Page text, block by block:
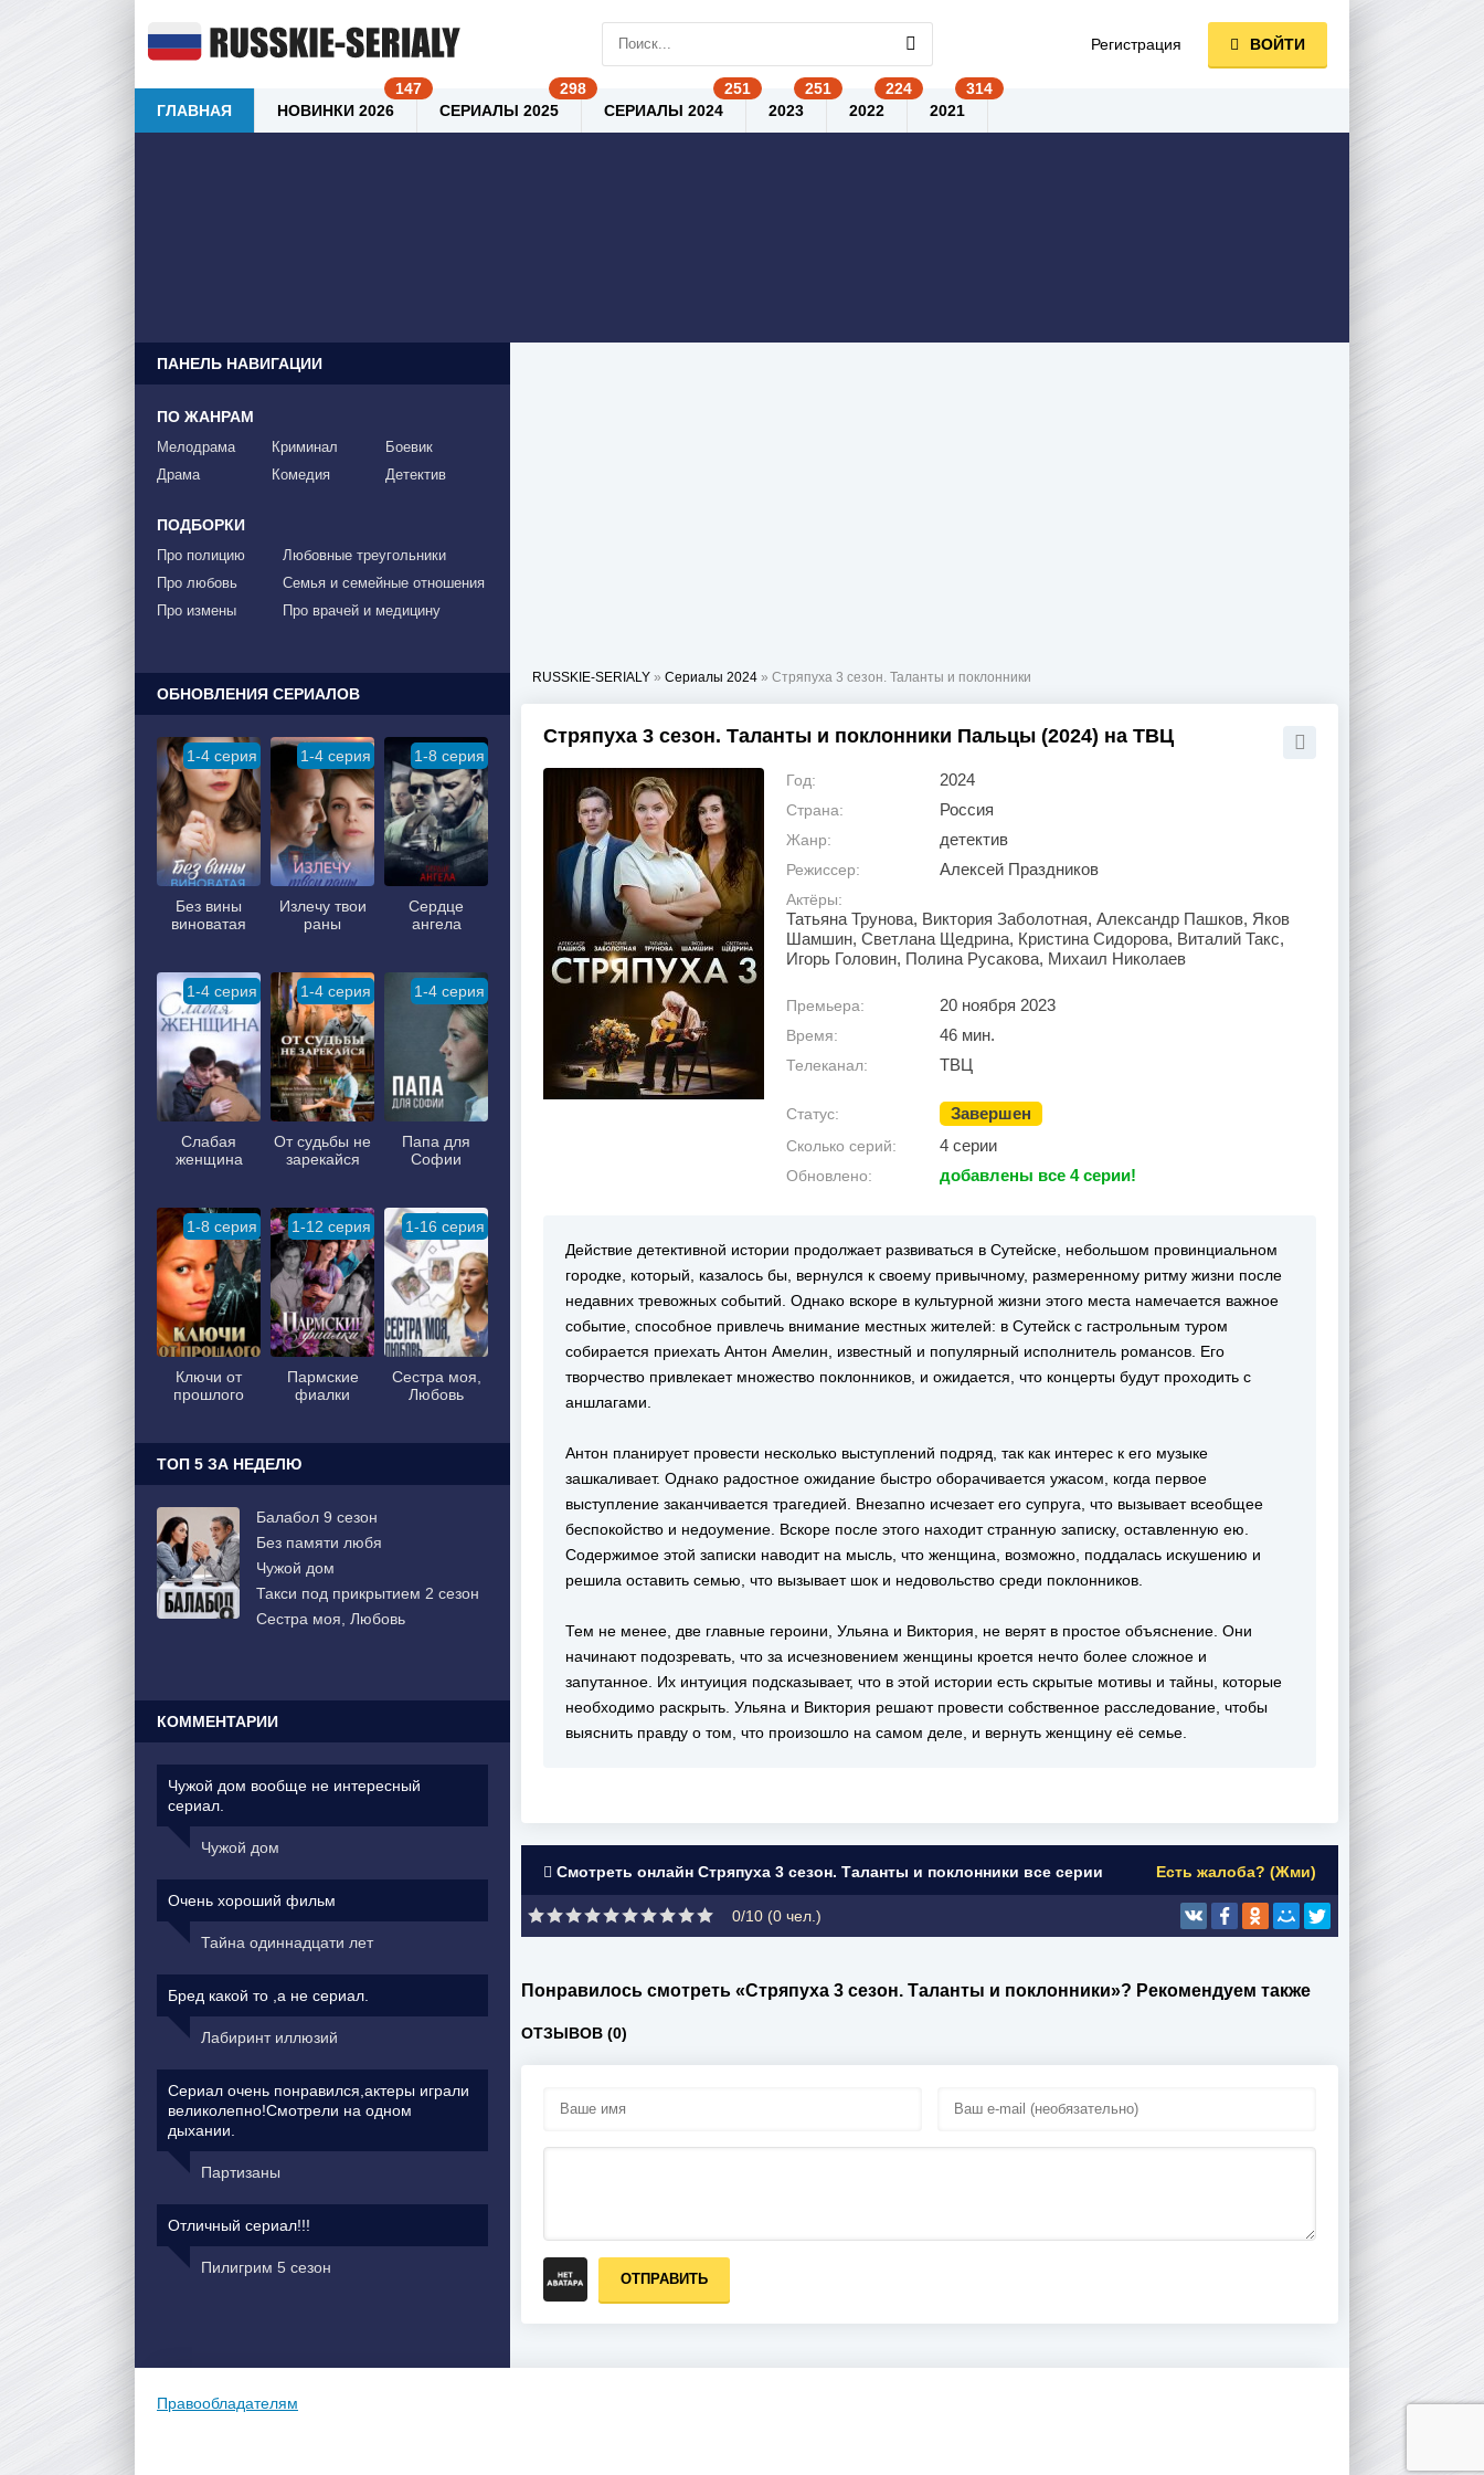
RUSSKIE-SERIALY » Сериалы 2024 » Стряпуха 3 сезон. Таланты и поклонники
Стряпуха 3 сезон. Таланты и поклонники Пальцы (2024) на ТВЦ
Год: 2024
Страна: Россия
Жанр: детектив
Режиссер: Алексей Праздников
Актёры:
Татьяна Трунова, Виктория Заболотная, Александр Пашков, Яков
Шамшин, Светлана Щедрина, Кристина Сидорова, Виталий Такс,
Игорь Головин, Полина Русакова, Михаил Николаев
Премьера: 20 ноября 2023
Время: 46 мин.
Телеканал: ТВЦ
Статус: Завершен
Сколько серий: 4 серии
Обновлено: добавлены все 4 серии!
Действие детективной истории продолжает развиваться в Сутейске, небольшом провинциальном
городке, который, казалось бы, вернулся к своему привычному, размеренному ритму жизни после
недавних тревожных событий. Однако вскоре в культурной жизни этого места намечается важное
событие, способное привлечь внимание местных жителей: в Сутейск с гастрольным туром
собирается приехать Антон Амелин, известный и популярный исполнитель романсов. Его
творчество привлекает множество поклонников, и ожидается, что концерты будут проходить с
аншлагами.
Антон планирует провести несколько выступлений подряд, так как интерес к его музыке
зашкаливает. Однако радостное ожидание быстро оборачивается ужасом, когда первое
выступление заканчивается трагедией. Внезапно исчезает его супруга, что вызывает всеобщее
беспокойство и недоумение. Вскоре после этого находит странную записку, оставленную ею.
Содержимое этой записки наводит на мысль, что женщина, возможно, поддалась искушению и
решила оставить семью, что вызывает шок и недовольство среди поклонников.
Тем не менее, две главные героини, Ульяна и Виктория, не верят в простое объяснение. Они
начинают подозревать, что за исчезновением женщины кроется нечто более сложное и
запутанное. Их интуиция подсказывает, что в этой истории есть скрытые мотивы и тайны, которые
необходимо раскрыть. Ульяна и Виктория решают провести собственное расследование, чтобы
выяснить правду о том, что произошло на самом деле, и вернуть женщину её семье.
Смотреть онлайн Стряпуха 3 сезон. Таланты и поклонники все серии Есть жалоба? (Жми)
0/10 (0 чел.)
Понравилось смотреть «Стряпуха 3 сезон. Таланты и поклонники»? Рекомендуем также
ОТЗЫВОВ (0)
ОТПРАВИТЬ
ПАНЕЛЬ НАВИГАЦИИ
ПО ЖАНРАМ
Мелодрама
Драма
Криминал
Комедия
Боевик
Детектив
ПОДБОРКИ
Про полицию
Про любовь
Про измены
Любовные треугольники
Семья и семейные отношения
Про врачей и медицину
ОБНОВЛЕНИЯ СЕРИАЛОВ
1-4 серия
Без вины
виноватая
1-4 серия
Излечу твои
раны
1-8 серия
Сердце
ангела
1-4 серия
Слабая
женщина
1-4 серия
От судьбы не
зарекайся
1-4 серия
Папа для
Софии
1-8 серия
Ключи от
прошлого
1-12 серия
Пармские
фиалки
1-16 серия
Сестра моя,
Любовь
ТОП 5 ЗА НЕДЕЛЮ
Балабол 9 сезон
Без памяти любя
Чужой дом
Такси под прикрытием 2 сезон
Сестра моя, Любовь
КОММЕНТАРИИ
Чужой дом вообще не интересный
сериал.
Чужой дом
Очень хороший фильм
Тайна одиннадцати лет
Бред какой то ,а не сериал.
Лабиринт иллюзий
Сериал очень понравился,актеры играли
великолепно!Смотрели на одном
дыхании.
Партизаны
Отличный сериал!!!
Пилигрим 5 сезон
Регистрация ВОЙТИ
ГЛАВНАЯ НОВИНКИ 2026 СЕРИАЛЫ 2025 СЕРИАЛЫ 2024 2023 2022 2021
Правообладателям